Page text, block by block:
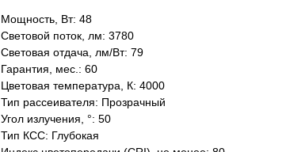
Мощность, Вт: 48
Световой поток, лм: 3780
Световая отдача, лм/Вт: 79
Гарантия, мес.: 60
Цветовая температура, К: 4000
Тип рассеивателя: Прозрачный
Угол излучения, °: 50
Тип КСС: Глубокая